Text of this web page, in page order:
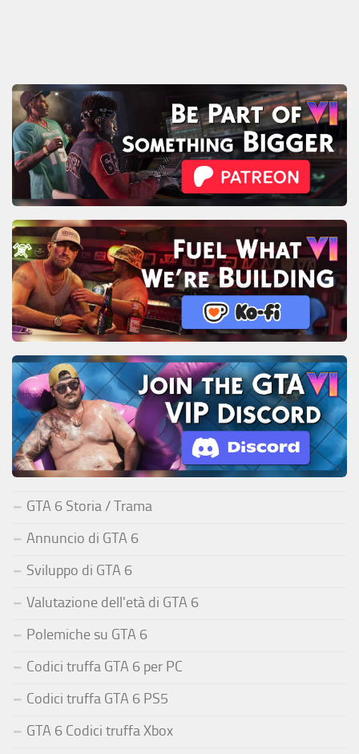
GTA 6 Storia / Trama
Annuncio di GTA 6
Sviluppo di GTA 6
Valutazione dell'età di GTA 6
Polemiche su GTA 6
Codici truffa GTA 6 per PC
Codici truffa GTA 6 PS5
GTA 6 Codici truffa Xbox